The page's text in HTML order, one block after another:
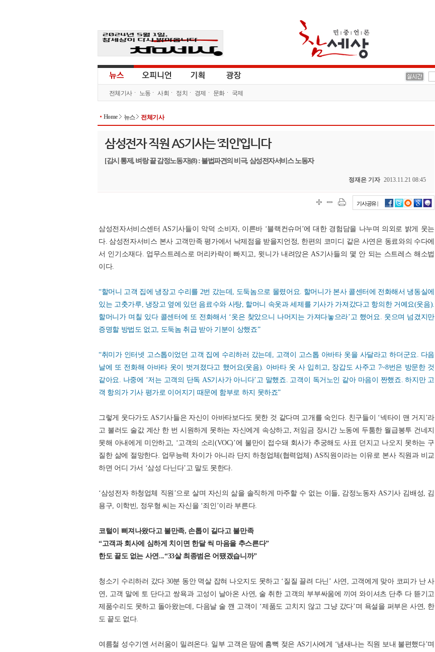
전체기사 노동 사회 정치 경제 문화 국제
Home 뉴스 전체기사
삼성전자 직원 AS기사는 ‘죄인’입니다
[감시 통제, 벼랑 끝 감정노동자](8) : 불법파견의 비극, 삼성전자서비스 노동자
정재은 기자 2013.11.21 08:45
기사공유 |
삼성전자서비스센터 AS기사들이 악덕 소비자, 이른바 ‘블랙컨슈머’에 대한 경험담을 나누며 의외로 밝게 웃는
다. 삼성전자서비스 본사 고객만족 평가에서 낙제점을 받을지언정, 한편의 코미디 같은 사연은 동료와의 수다에
서 인기소재다. 업무스트레스로 머리카락이 빠지고, 윗니가 내려앉은 AS기사들의 몇 안 되는 스트레스 해소법
이다.
“할머니 고객 집에 냉장고 수리를 2번 갔는데, 도둑놈으로 몰렸어요. 할머니가 본사 콜센터에 전화해서 냉동실에
있는 고춧가루, 냉장고 옆에 있던 음료수와 사탕, 할머니 속옷과 세제를 기사가 가져갔다고 항의한 거예요(웃음).
할머니가 며칠 있다 콜센터에 또 전화해서 ‘옷은 찾았으니 나머지는 가져다놓으라’고 했어요. 웃으며 넘겼지만
증명할 방법도 없고, 도둑놈 취급 받아 기분이 상했죠”
“취미가 인터넷 고스톱이었던 고객 집에 수리하러 갔는데, 고객이 고스톱 아바타 옷을 사달라고 하더군요. 다음
날에 또 전화해 아바타 옷이 벗겨졌다고 했어요(웃음). 아바타 옷 사 입히고, 장갑도 사주고 7~8번은 방문한 것
같아요. 나중에 ‘저는 고객의 단독 AS기사가 아니다’고 말했죠. 고객이 독거노인 같아 마음이 짠했죠. 하지만 고
객 항의가 기사 평가로 이어지기 때문에 함부로 하지 못하죠”
그렇게 웃다가도 AS기사들은 자신이 아바타보다도 못한 것 같다며 고개를 숙인다. 친구들이 ‘넥타이 맨 거지’라
고 불러도 술값 계산 한 번 시원하게 못하는 자신에게 속상하고, 저임금 장시간 노동에 두툼한 월급봉투 건네지
못해 아내에게 미안하고, ‘고객의 소리(VOC)’에 불만이 접수돼 회사가 추궁해도 사표 던지고 나오지 못하는 구
질한 삶에 절망한다. 업무능력 차이가 아니라 단지 하청업체(협력업체) AS직원이라는 이유로 본사 직원과 비교
하면 어디 가서 ‘삼성 다닌다’고 말도 못한다.
‘삼성전자 하청업체 직원’으로 살며 자신의 삶을 솔직하게 마주할 수 없는 이들, 감정노동자 AS기사 김배성, 김
용구, 이학빈, 정우형 씨는 자신을 ‘죄인’이라 부른다.
코털이 삐져나왔다고 불만족, 손톱이 길다고 불만족
“고객과 회사에 심하게 치이면 한달 씩 마음을 추스른다”
한도 끝도 없는 사연...“33살 최종범은 어땠겠습니까”
청소기 수리하러 갔다 30분 동안 멱살 잡혀 나오지도 못하고 ‘질질 끌려 다닌’ 사연, 고객에게 맞아 코피가 난 사
연, 고객 말에 토 단다고 쌍욕과 고성이 날아온 사연, 술 취한 고객의 부부싸움에 끼여 와이셔츠 단추 다 뜯기고
제품수리도 못하고 돌아왔는데, 다음날 술 깬 고객이 ‘제품도 고치지 않고 그냥 갔다’며 욕설을 퍼부은 사연, 한
도 끝도 없다.
여름철 성수기엔 서러움이 밀려온다. 일부 고객은 땀에 흠뻑 젖은 AS기사에게 ‘냄새나는 직원 보내 불편했다’며